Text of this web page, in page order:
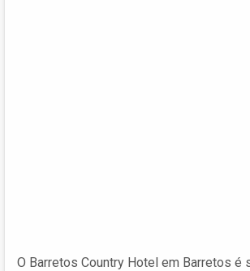
O Barretos Country Hotel em Barretos é